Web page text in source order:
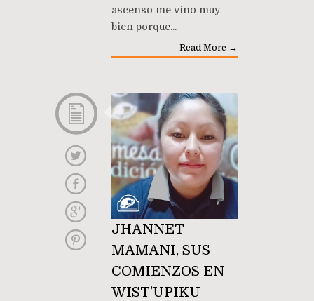
ascenso me vino muy
bien porque...
Read More →
JHANNET
MAMANI, SUS
COMIENZOS EN
WIST’UPIKU